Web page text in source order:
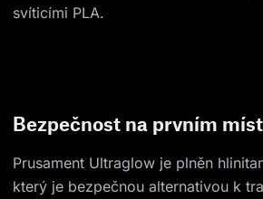
svíticími PLA.
Bezpečnost na prvním
Prusament Ultraglow je plněn
který je bezpečnou alternativou k